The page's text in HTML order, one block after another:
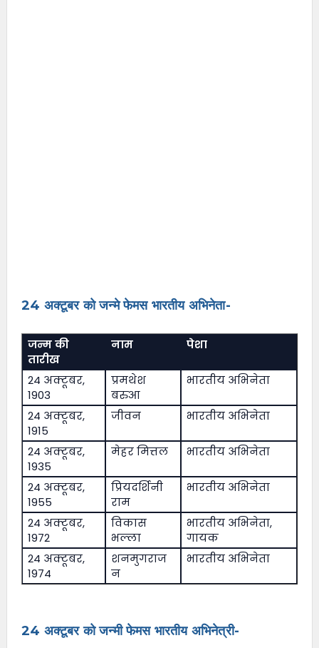
24 अक्टूबर को जन्मे फेमस भारतीय अभिनेता-
जन्म की
तारीख
नाम पेशा
24 अक्टूबर,
1903
प्रमथेश
बरुआ
भारतीय अभिनेता
24 अक्टूबर,
1915
जीवन भारतीय अभिनेता
24 अक्टूबर,
1935
मेहर मित्तल भारतीय अभिनेता
24 अक्टूबर,
1955
प्रियदर्शिनी
राम
भारतीय अभिनेता
24 अक्टूबर,
1972
विकास
भल्ला
भारतीय अभिनेता,
गायक
24 अक्टूबर,
1974
शनमुगराज
न
भारतीय अभिनेता
24 अक्टूबर को जन्मी फेमस भारतीय अभिनेत्री-